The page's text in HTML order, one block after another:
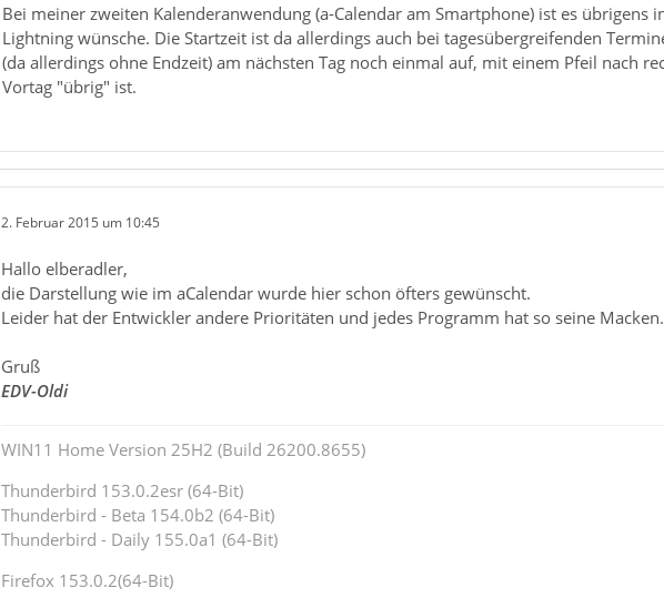
Bei meiner zweiten Kalenderanwendung (a-Calendar am Smartphone) ist es
Lightning wünsche. Die Startzeit ist da allerdings auch bei tagesübergreifenden
(da allerdings ohne Endzeit) am nächsten Tag noch einmal auf, mit einem Pfeil nach
Vortag "übrig" ist.
2. Februar 2015 um 10:45
Hallo elberadler,
die Darstellung wie im aCalendar wurde hier schon öfters gewünscht.
Leider hat der Entwickler andere Prioritäten und jedes Programm hat so seine Macken.
Gruß
EDV-Oldi
WIN11 Home Version 25H2 (Build 26200.8655)
Thunderbird 153.0.2esr (64-Bit)
Thunderbird - Beta 154.0b2 (64-Bit)
Thunderbird - Daily 155.0a1 (64-Bit)
Firefox 153.0.2(64-Bit)